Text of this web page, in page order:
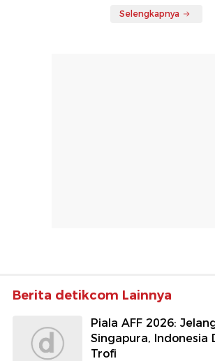
Selengkapnya
Berita detikcom Lainnya
Piala AFF 2026:
Singapura, Indonesia
Trofi